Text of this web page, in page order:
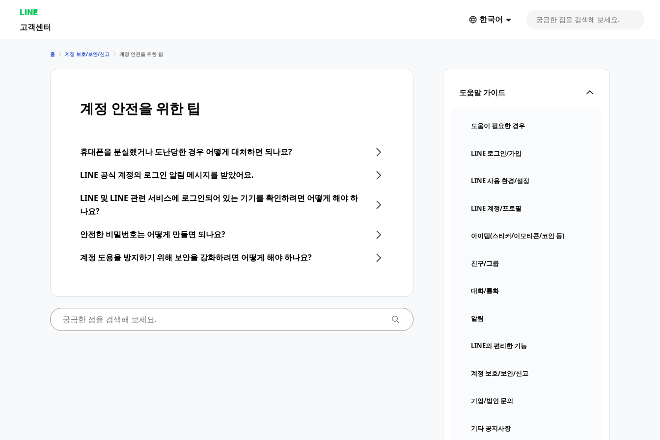
LINE
고객센터
한국어
도움말 가이드
도움이 필요한 경우
LINE 로그인/가입
LINE 사용 환경/설정
LINE 계정/프로필
아이템(스티커/이모티콘/코인 등)
친구/그룹
대화/통화
알림
LINE의 편리한 기능
계정 보호/보안/신고
기업/법인 문의
기타 공지사항
홈 계정 보호/보안/신고 계정 안전을 위한 팁
계정 안전을 위한 팁
휴대폰을 분실했거나 도난당한 경우 어떻게 대처하면 되나요?
LINE 공식 계정의 로그인 알림 메시지를 받았어요.
LINE 및 LINE 관련 서비스에 로그인되어 있는 기기를 확인하려면 어떻게 해야 하
나요?
안전한 비밀번호는 어떻게 만들면 되나요?
계정 도용을 방지하기 위해 보안을 강화하려면 어떻게 해야 하나요?